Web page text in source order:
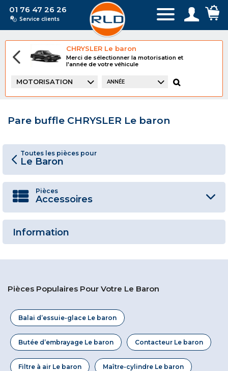
01 76 47 26 26
Service clients
CHRYSLER Le baron
Merci de sélectionner la motorisation et
l'année de votre véhicule
MOTORISATION ANNÉE
Pare buffle CHRYSLER Le baron
Toutes les pièces pour
Le Baron
Pièces
Accessoires
Information
Pièces Populaires Pour Votre Le Baron
Balai d’essuie-glace Le baron
Butée d’embrayage Le baron Contacteur Le baron
Filtre à air Le baron Maître-cylindre Le baron